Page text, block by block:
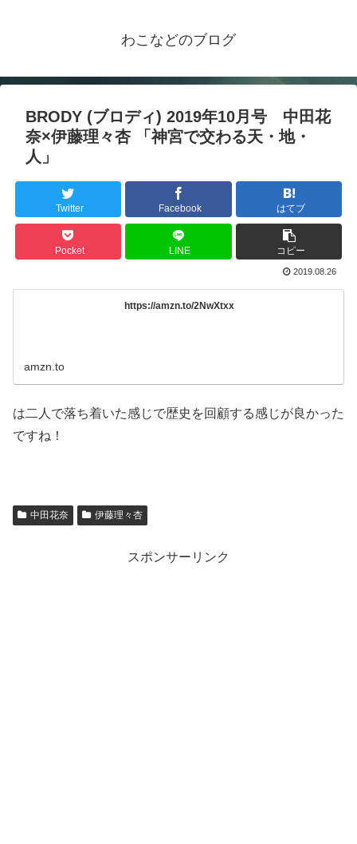
わこなどのブログ
BRODY (ブロディ) 2019年10月号 中田花
奈×伊藤理々杏 「神宮で交わる天・地・
人」
Twitter Facebook はてブ
Pocket LINE コピー
2019.08.26
https://amzn.to/2NwXtxx
amzn.to
は二人で落ち着いた感じで歴史を回顧する感じが良かった
ですね！
中田花奈 伊藤理々杏
スポンサーリンク